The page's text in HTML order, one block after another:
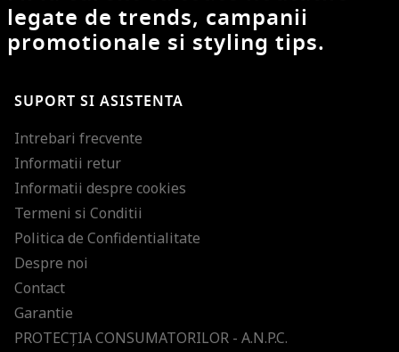
legate de trends, campanii
promotionale si styling tips.
SUPORT SI ASISTENTA
Intrebari frecvente
Informatii retur
Informatii despre cookies
Termeni si Conditii
Politica de Confidentialitate
Despre noi
Contact
Garantie
PROTECŢIA CONSUMATORILOR - A.N.P.C.